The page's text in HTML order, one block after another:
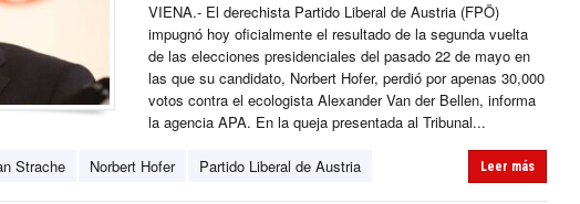
VIENA.- El derechista Partido Liberal de Austria (FPÖ)
impugnó hoy oficialmente el resultado de la segunda vuelta
de las elecciones presidenciales del pasado 22 de mayo en
las que su candidato, Norbert Hofer, perdió por apenas 30,000
votos contra el ecologista Alexander Van der Bellen, informa
la agencia APA. En la queja presentada al Tribunal...
Strache Norbert Hofer Partido Liberal de Austria Leer más